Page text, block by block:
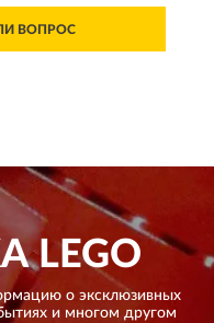
ВОПРОС
LEGO
о эксклюзивных
и многом другом